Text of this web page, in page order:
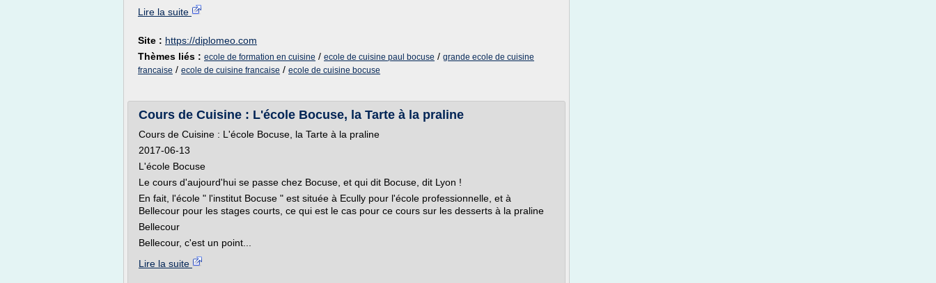
Lire la suite
Site : https://diplomeo.com
Thèmes liés : ecole de formation en cuisine / ecole de cuisine paul bocuse / grande ecole de cuisine
francaise / ecole de cuisine francaise / ecole de cuisine bocuse
Cours de Cuisine : L'école Bocuse, la Tarte à la praline
Cours de Cuisine : L'école Bocuse, la Tarte à la praline
2017-06-13
L'école Bocuse
Le cours d'aujourd'hui se passe chez Bocuse, et qui dit Bocuse, dit Lyon !
En fait, l'école " l'institut Bocuse " est située à Ecully pour l'école professionnelle, et à
Bellecour pour les stages courts, ce qui est le cas pour ce cours sur les desserts à la praline
Bellecour
Bellecour, c'est un point...
Lire la suite